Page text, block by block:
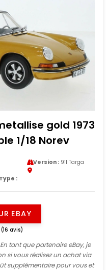
gold 1973
1/18 Norev
Version :911 Targa
Type :
EBAY
(16 avis)
tant que partenaire eBay, je
si vous réalisez un achat via
supplémentaire pour vous et